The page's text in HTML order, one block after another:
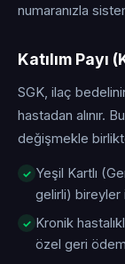
numaranızla
Katılım Payı
SGK, ilaç
hastadan alınır.
değişmekle
Yeşil Kartlı
gelirli) bireyler
Kronik
özel geri